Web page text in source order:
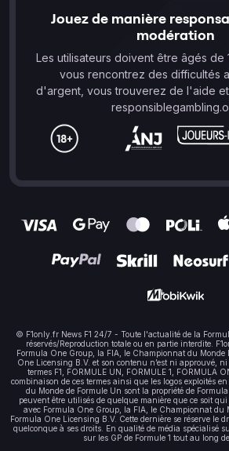
Jouez de manière
modération
Les utilisateurs doivent être âgés de
vous rencontrez des difficultés
d'argent, vous trouverez de l'aide
© F1only.fr News F1 24/7 - Toute l'actualité de la
réservés/Reproduction totale ou en partie interdite.
Formula One Group, la FIA, le Championnat du Monde
One Licensing B.V. et son contenu n’est ni approuvé,
termes F1, FORMULE UN, FORMULE 1, FORMULA
combinaison de ces termes ainsi que les logos exploités
du Monde de Formule Un sont la propriété de
peuvent être utilisés de quelque manière que ce soit
avec Formula One Group, la FIA, le Championnat du
Formula One Licensing B.V. Cette dernière se réserve le
quelconque à ses droits. En qualité de média spécialisé
sur les GP de Formule 1 tout au long